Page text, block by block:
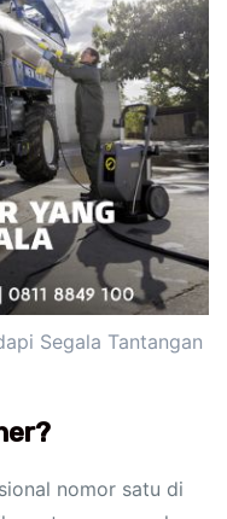
Segala Tantangan
nomor satu di